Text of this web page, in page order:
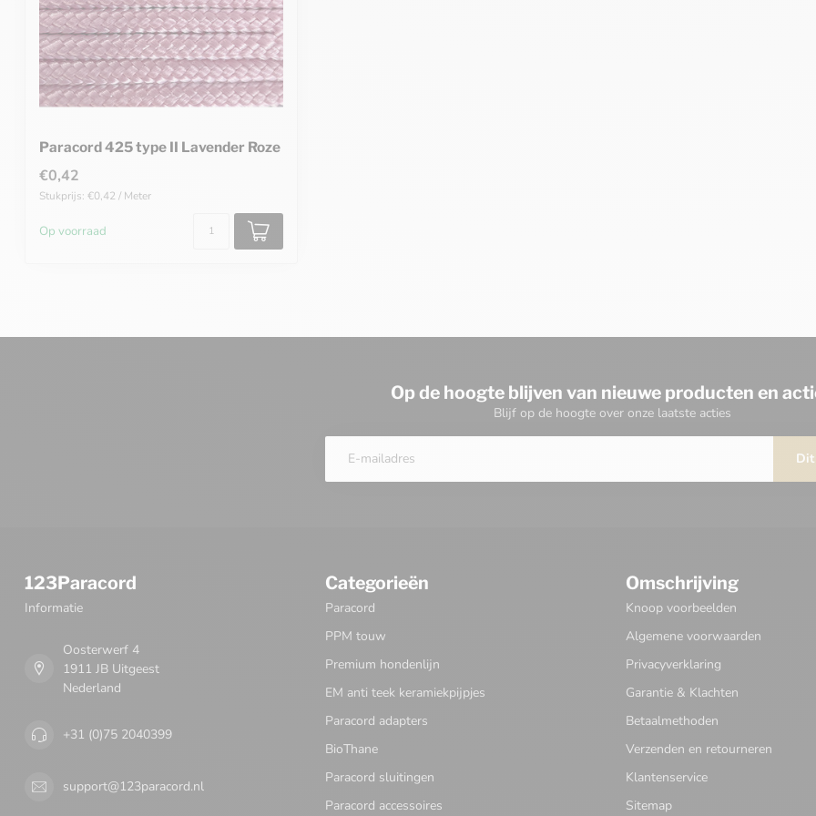
Paracord 425 type II Lavender Roze
€0,42
Stukprijs: €0,42 / Meter
Op voorraad
Op de hoogte blijven van nieuwe producten en
Blijf op de hoogte over onze laatste acties
123Paracord
Informatie
Oosterwerf 4
1911 JB Uitgeest
Nederland
+31 (0)75 2040399
support@123paracord.nl
Categorieën
Paracord
PPM touw
Premium hondenlijn
EM anti teek keramiekpijpjes
Paracord adapters
BioThane
Paracord sluitingen
Paracord accessoires
Omschrijving
Knoop voorbeelden
Algemene voorwaarden
Privacyverklaring
Garantie & Klachten
Betaalmethoden
Verzenden en retourneren
Klantenservice
Sitemap